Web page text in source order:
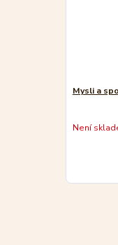
Mysli a
Není